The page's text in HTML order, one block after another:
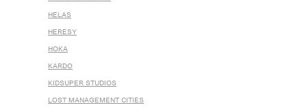
HELAS
HERESY
HOKA
KARDO
KIDSUPER STUDIOS
LOST MANAGEMENT CITIES